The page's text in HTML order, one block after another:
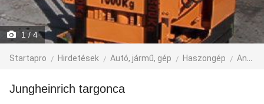
1 / 4
Startapro Hirdetések Autó, jármű, gép Haszongép Anyagmozgató gép
Jungheinrich targonca